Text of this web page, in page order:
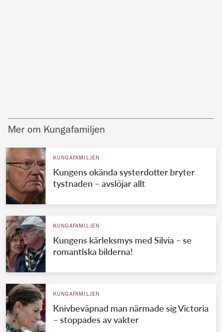
Mer om Kungafamiljen
KUNGAFAMILJEN
Kungens okända systerdotter bryter
tystnaden – avslöjar allt
KUNGAFAMILJEN
Kungens kärleksmys med Silvia – se
romantiska bilderna!
KUNGAFAMILJEN
Knivbeväpnad man närmade sig Victoria
– stoppades av vakter